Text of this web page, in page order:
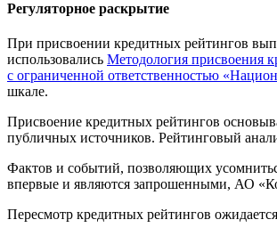
Регуляторное раскрытие
При присвоении кредитных рейтингов
использовались Методология присвоения
с ограниченной ответственностью
шкале.
Присвоение кредитных рейтингов
публичных источников. Рейтинговый
Фактов и событий, позволяющих
впервые и являются запрошенными, АО
Пересмотр кредитных рейтингов